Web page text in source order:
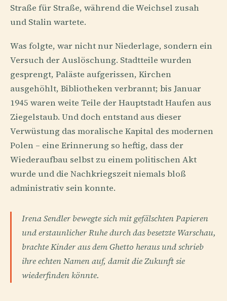
Straße für Straße, während die Weichsel zusah
und Stalin wartete.
Was folgte, war nicht nur Niederlage, sondern ein
Versuch der Auslöschung. Stadtteile wurden
gesprengt, Paläste aufgerissen, Kirchen
ausgehöhlt, Bibliotheken verbrannt; bis Januar
1945 waren weite Teile der Hauptstadt Haufen aus
Ziegelstaub. Und doch entstand aus dieser
Verwüstung das moralische Kapital des modernen
Polen – eine Erinnerung so heftig, dass der
Wiederaufbau selbst zu einem politischen Akt
wurde und die Nachkriegszeit niemals bloß
administrativ sein konnte.
Irena Sendler bewegte sich mit gefälschten Papieren
und erstaunlicher Ruhe durch das besetzte Warschau,
brachte Kinder aus dem Ghetto heraus und schrieb
ihre echten Namen auf, damit die Zukunft sie
wiederfinden könnte.